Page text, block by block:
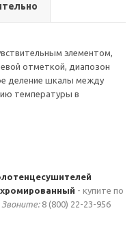
элементом,
отметкой, диапозон
деление шкалы между
температуры в
- купите по
Звоните:8 (800) 22-23-956